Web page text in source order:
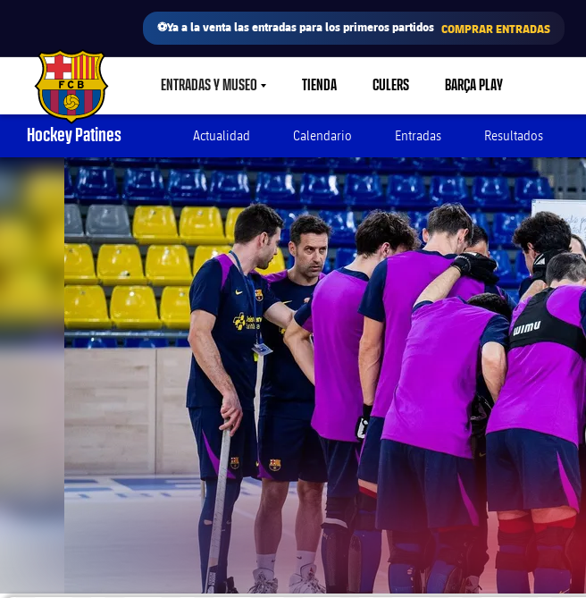
⚽Ya a la venta las entradas para los primeros partidos COMPRAR ENTRADAS
FC Barcelona club badge ENTRADAS Y MUSEOLABEL.SHARE.CARETDOWN
TIENDA CULERS BARÇA PLAY
Hockey Patines Actualidad Calendario Entradas Resultados